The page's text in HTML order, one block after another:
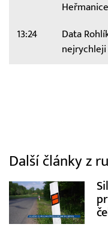
13:24
Data
Další články z